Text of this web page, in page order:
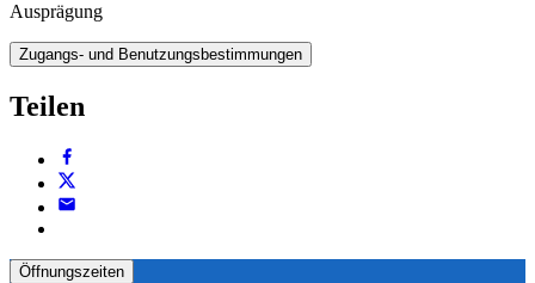
Ausprägung
Zugangs- und Benutzungsbestimmungen
Teilen
Öffnungszeiten